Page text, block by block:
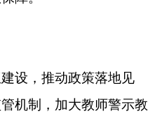
”等模式，建立学生
，重点研讨隐性知
保教学内容适情、